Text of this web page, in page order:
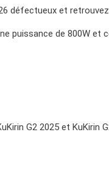
défectueux et
puissance de 800W
G2 2025 et KuKirin